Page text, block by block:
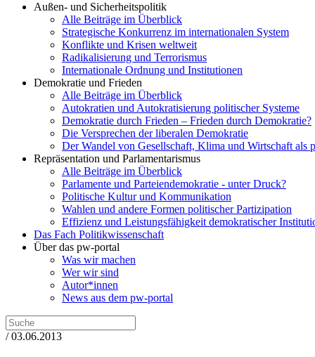
Außen- und Sicherheitspolitik
Alle Beiträge im Überblick
Strategische Konkurrenz im internationalen System
Konflikte und Krisen weltweit
Radikalisierung und Terrorismus
Internationale Ordnung und Institutionen
Demokratie und Frieden
Alle Beiträge im Überblick
Autokratien und Autokratisierung politischer Systeme
Demokratie durch Frieden – Frieden durch Demokratie?
Die Versprechen der liberalen Demokratie
Der Wandel von Gesellschaft, Klima und Wirtschaft als
Repräsentation und Parlamentarismus
Alle Beiträge im Überblick
Parlamente und Parteiendemokratie - unter Druck?
Politische Kultur und Kommunikation
Wahlen und andere Formen politischer Partizipation
Effizienz und Leistungsfähigkeit demokratischer
Das Fach Politikwissenschaft
Über das pw-portal
Was wir machen
Wer wir sind
Autor*innen
News aus dem pw-portal
/ 03.06.2013